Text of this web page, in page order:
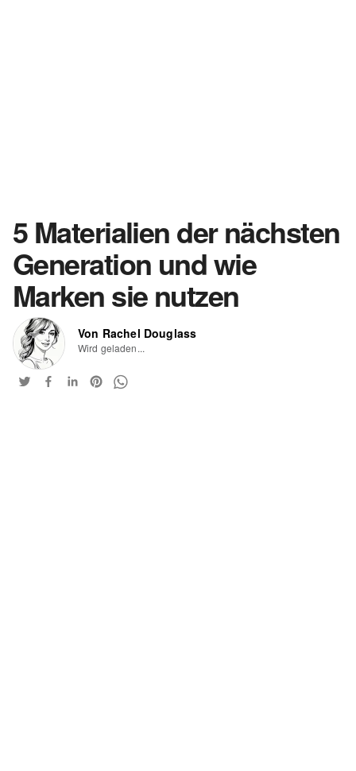
5 Materialien der nächsten
Generation und wie
Marken sie nutzen
Von Rachel Douglass
Wird geladen...